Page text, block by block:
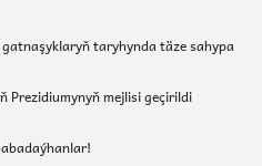
taryhynda täze sahypa
Prezidiumynyň mejlisi geçirildi